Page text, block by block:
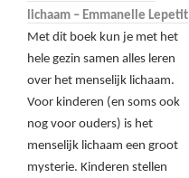
lichaam – Emmanelle Lepetit
Met dit boek kun je met het
hele gezin samen alles leren
over het menselijk lichaam.
Voor kinderen (en soms ook
nog voor ouders) is het
menselijk lichaam een groot
mysterie. Kinderen stellen